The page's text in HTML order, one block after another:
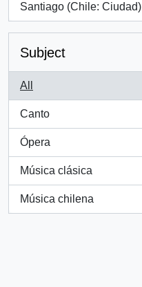
Santiago (Chile: Ciudad)
, 1 results
Subject
All
Canto
, 3 results
Ópera
, 2 results
Música clásica
, 2 results
Música chilena
, 1 results